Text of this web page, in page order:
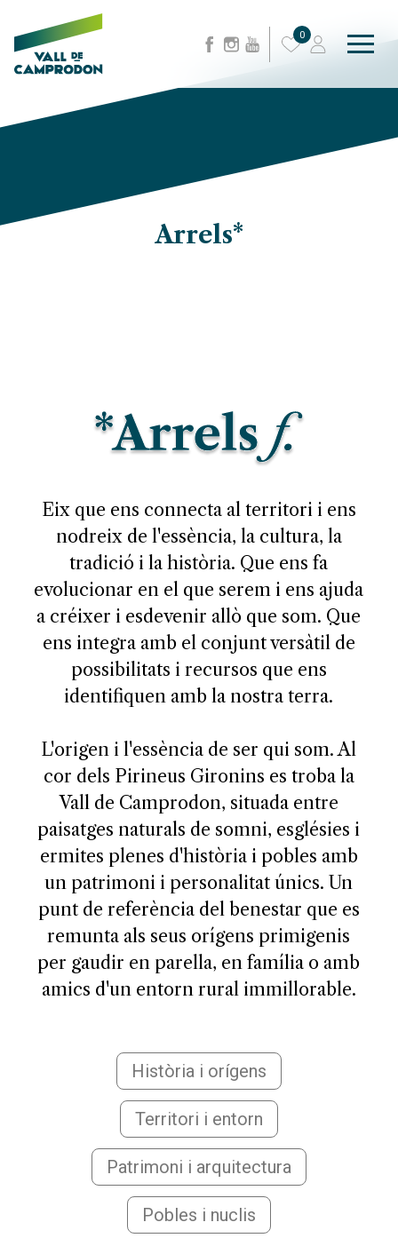
0
Arrels*
Eix que ens connecta al territori i ens
nodreix de l'essència, la cultura, la
tradició i la història. Que ens fa
evolucionar en el que serem i ens ajuda
a créixer i esdevenir allò que som. Que
ens integra amb el conjunt versàtil de
possibilitats i recursos que ens
identifiquen amb la nostra terra.
L'origen i l'essència de ser qui som. Al
cor dels Pirineus Gironins es troba la
Vall de Camprodon, situada entre
paisatges naturals de somni, esglésies i
ermites plenes d'història i pobles amb
un patrimoni i personalitat únics. Un
punt de referència del benestar que es
remunta als seus orígens primigenis
per gaudir en parella, en família o amb
amics d'un entorn rural immillorable.
Història i orígens
Territori i entorn
Patrimoni i arquitectura
Pobles i nuclis